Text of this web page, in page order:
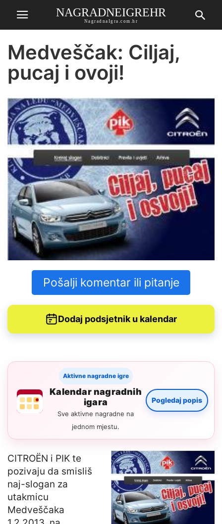
NAGRADNEIGREHR
NagradnaIgra.com.hr
Medveščak: Ciljaj,
pucaj i ovoji!
Pošalji komentar ili pitanje
Dodaj podsjetnik u kalendar
Aktivne nagradne igre
Kalendar nagradnih
igara
Sve aktivne nagradne na
jednom mjestu.
Pogledaj popis
CITROËN i PIK te
pozivaju da smisliš
naj-slogan za
utakmicu
Medveščaka